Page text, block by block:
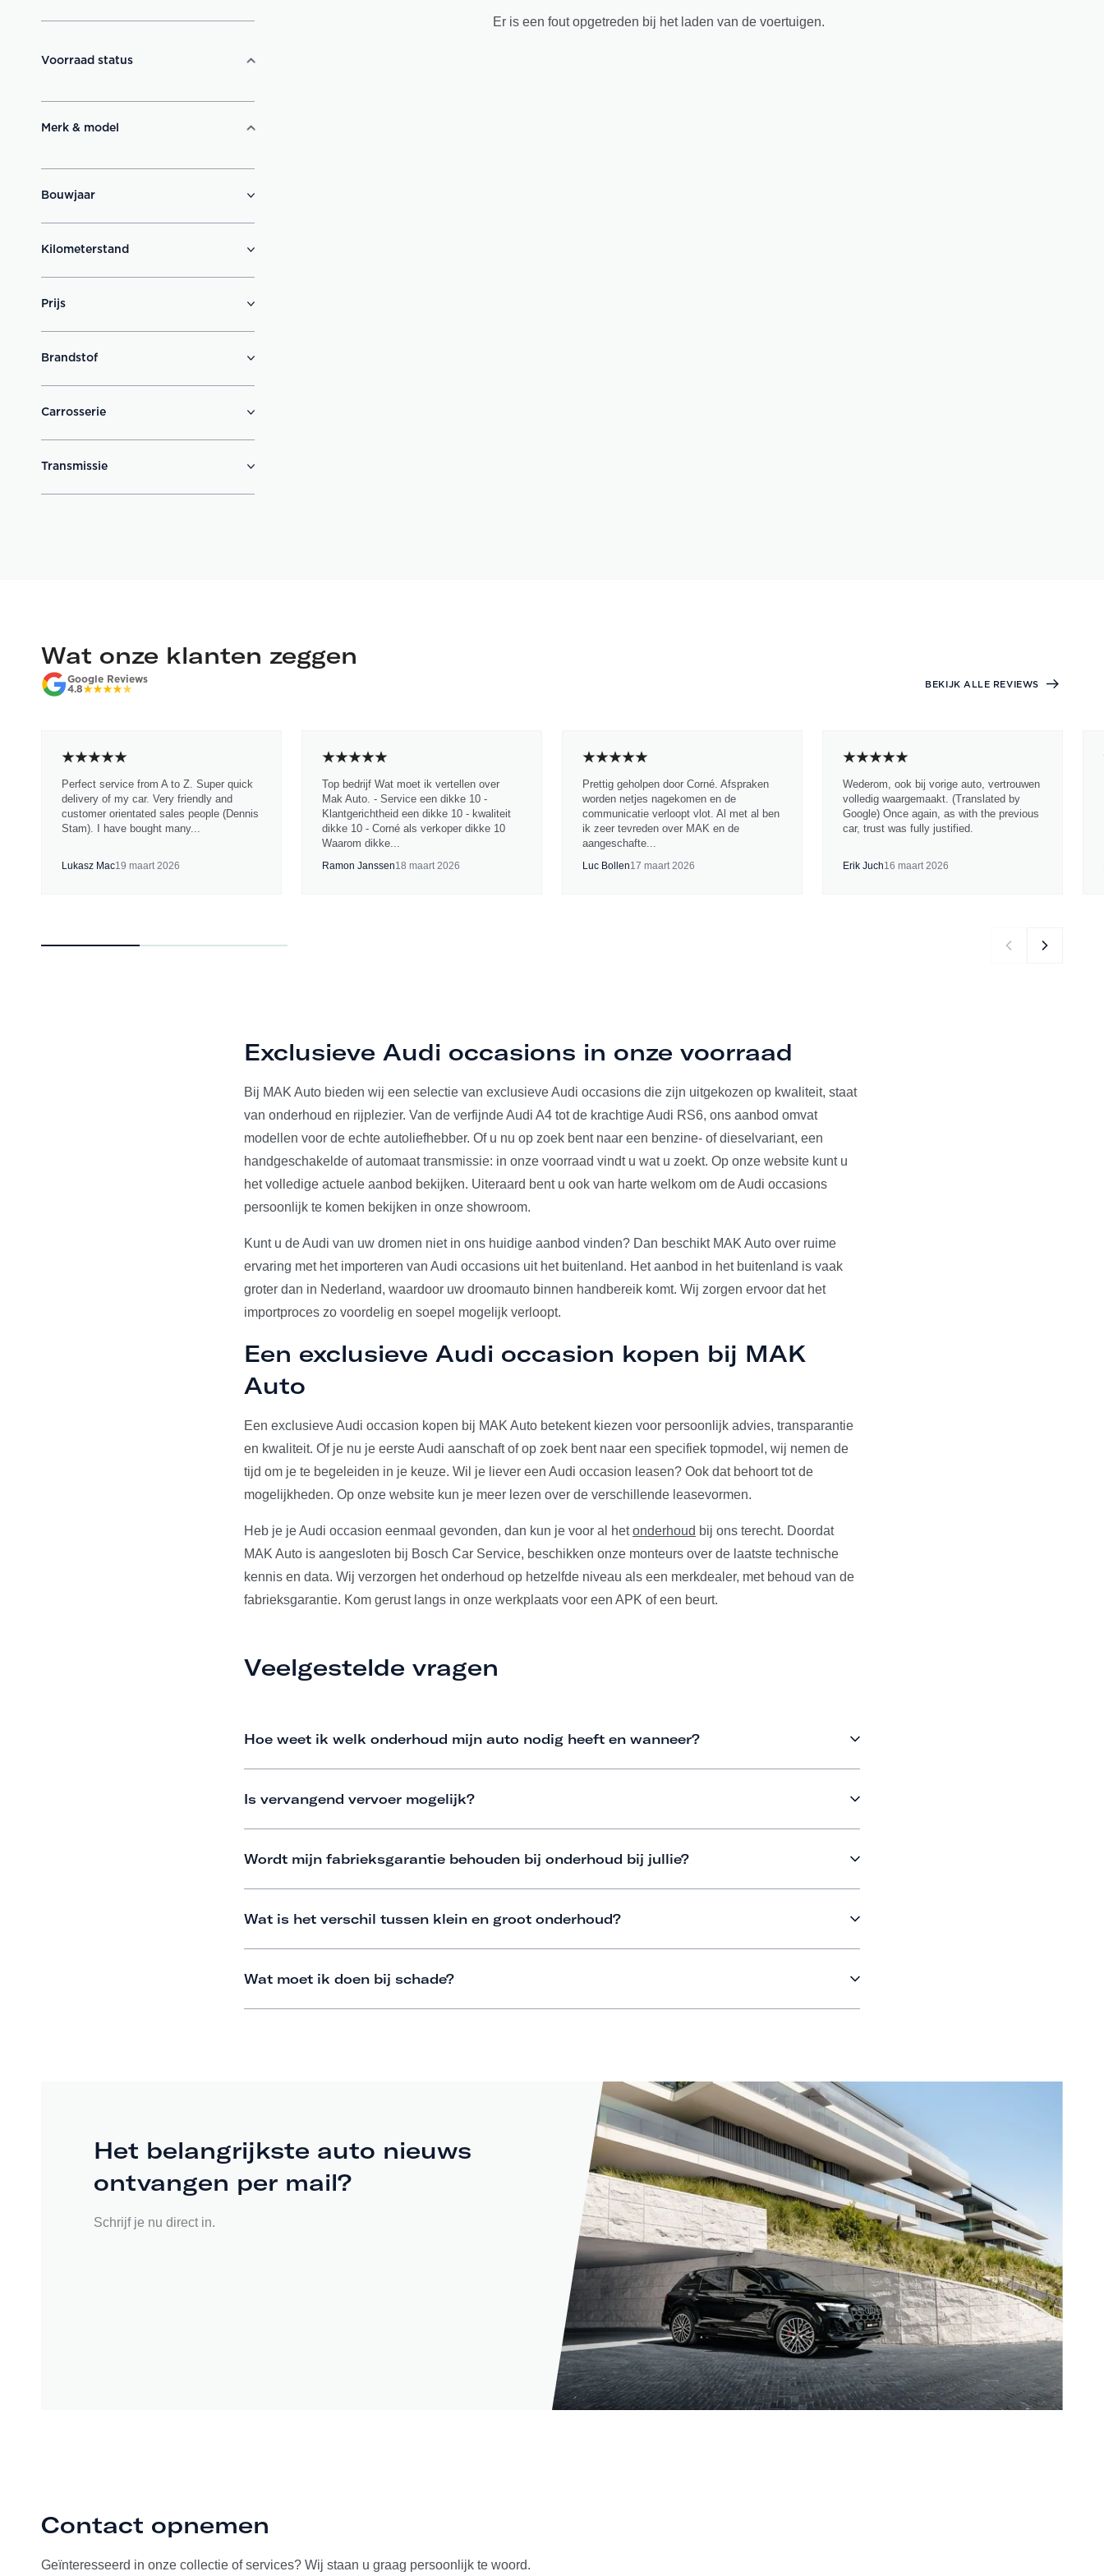
Voorraad status
Merk & model
Bouwjaar
Kilometerstand
Prijs
Brandstof
Carrosserie
Transmissie
Er is een fout opgetreden bij het laden van de voertuigen.
Wat onze klanten zeggen
Google Reviews
4.8
BEKIJK ALLE REVIEWS
Perfect service from A to Z. Super quick
delivery of my car. Very friendly and
customer orientated sales people (Dennis
Stam). I have bought many...
Lukasz Mac19 maart 2026
Top bedrijf Wat moet ik vertellen over
Mak Auto. - Service een dikke 10 -
Klantgerichtheid een dikke 10 - kwaliteit
dikke 10 - Corné als verkoper dikke 10
Waarom dikke...
Ramon Janssen18 maart 2026
Prettig geholpen door Corné. Afspraken
worden netjes nagekomen en de
communicatie verloopt vlot. Al met al ben
ik zeer tevreden over MAK en de
aangeschafte...
Luc Bollen17 maart 2026
Wederom, ook bij vorige auto, vertrouwen
volledig waargemaakt. (Translated by
Google) Once again, as with the previous
car, trust was fully justified.
Erik Juch16 maart 2026
Exclusieve Audi occasions in onze voorraad
Bij MAK Auto bieden wij een selectie van exclusieve Audi occasions die zijn uitgekozen op kwaliteit, staat
van onderhoud en rijplezier. Van de verfijnde Audi A4 tot de krachtige Audi RS6, ons aanbod omvat
modellen voor de echte autoliefhebber. Of u nu op zoek bent naar een benzine- of dieselvariant, een
handgeschakelde of automaat transmissie: in onze voorraad vindt u wat u zoekt. Op onze website kunt u
het volledige actuele aanbod bekijken. Uiteraard bent u ook van harte welkom om de Audi occasions
persoonlijk te komen bekijken in onze showroom.
Kunt u de Audi van uw dromen niet in ons huidige aanbod vinden? Dan beschikt MAK Auto over ruime
ervaring met het importeren van Audi occasions uit het buitenland. Het aanbod in het buitenland is vaak
groter dan in Nederland, waardoor uw droomauto binnen handbereik komt. Wij zorgen ervoor dat het
importproces zo voordelig en soepel mogelijk verloopt.
Een exclusieve Audi occasion kopen bij MAK
Auto
Een exclusieve Audi occasion kopen bij MAK Auto betekent kiezen voor persoonlijk advies, transparantie
en kwaliteit. Of je nu je eerste Audi aanschaft of op zoek bent naar een specifiek topmodel, wij nemen de
tijd om je te begeleiden in je keuze. Wil je liever een Audi occasion leasen? Ook dat behoort tot de
mogelijkheden. Op onze website kun je meer lezen over de verschillende leasevormen.
Heb je je Audi occasion eenmaal gevonden, dan kun je voor al hetonderhoud bij ons terecht. Doordat
MAK Auto is aangesloten bij Bosch Car Service, beschikken onze monteurs over de laatste technische
kennis en data. Wij verzorgen het onderhoud op hetzelfde niveau als een merkdealer, met behoud van de
fabrieksgarantie. Kom gerust langs in onze werkplaats voor een APK of een beurt.
Veelgestelde vragen
Hoe weet ik welk onderhoud mijn auto nodig heeft en wanneer?
Is vervangend vervoer mogelijk?
Wordt mijn fabrieksgarantie behouden bij onderhoud bij jullie?
Wat is het verschil tussen klein en groot onderhoud?
Wat moet ik doen bij schade?
Het belangrijkste auto nieuws
ontvangen per mail?
Schrijf je nu direct in.
Contact opnemen
Geïnteresseerd in onze collectie of services? Wij staan u graag persoonlijk te woord.